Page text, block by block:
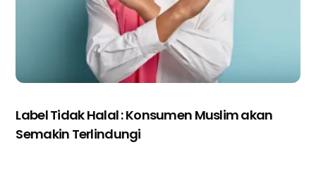
Label Tidak Halal : Konsumen Muslim akan
Semakin Terlindungi